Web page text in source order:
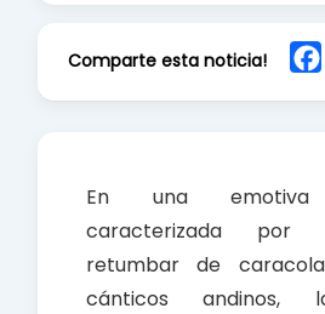
Comparte esta noticia!
En una emotiva
caracterizada
retumbar de
cánticos andinos,